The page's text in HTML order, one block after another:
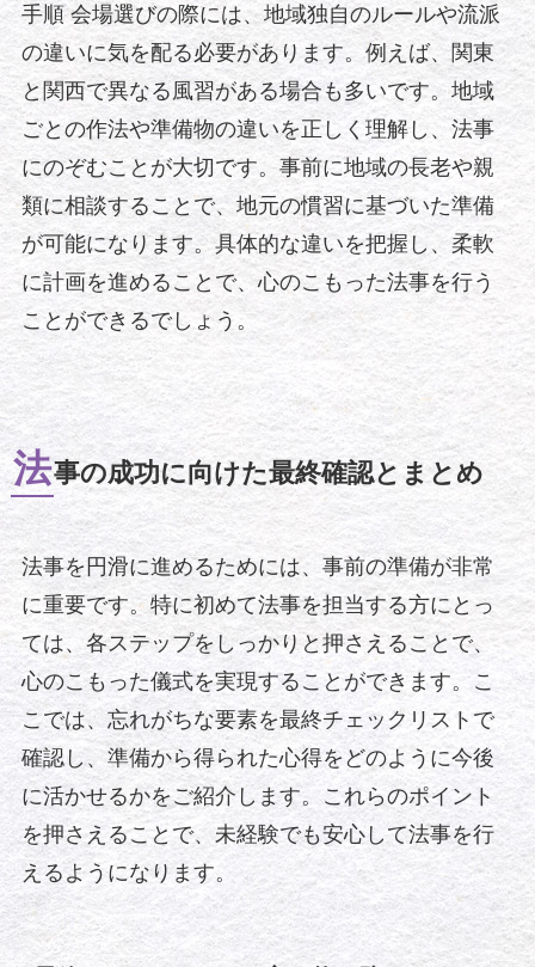
手順 会場選びの際には、地域独自のルールや流派
の違いに気を配る必要があります。例えば、関東
と関西で異なる風習がある場合も多いです。地域
ごとの作法や準備物の違いを正しく理解し、法事
にのぞむことが大切です。事前に地域の長老や親
類に相談することで、地元の慣習に基づいた準備
が可能になります。具体的な違いを把握し、柔軟
に計画を進めることで、心のこもった法事を行う
ことができるでしょう。
法事の成功に向けた最終確認とまとめ
法事を円滑に進めるためには、事前の準備が非常
に重要です。特に初めて法事を担当する方にとっ
ては、各ステップをしっかりと押さえることで、
心のこもった儀式を実現することができます。こ
こでは、忘れがちな要素を最終チェックリストで
確認し、準備から得られた心得をどのように今後
に活かせるかをご紹介します。これらのポイント
を押さえることで、未経験でも安心して法事を行
えるようになります。